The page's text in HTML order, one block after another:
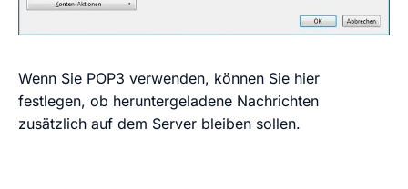
Wenn Sie POP3 verwenden, können Sie hier
festlegen, ob heruntergeladene Nachrichten
zusätzlich auf dem Server bleiben sollen.